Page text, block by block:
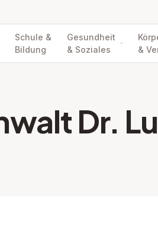
Schule &
Bildung
Gesundheit
& Soziales
&
Dr.